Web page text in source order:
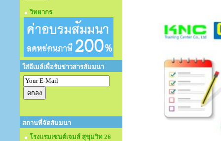
วิทยากร
ใส่อีเมล์เพื่อรับข่าวสารสัมมนา
สถานที่จัดสัมมนา
โรงแรมเซนต์เจมส์ สุขุมวิท 26